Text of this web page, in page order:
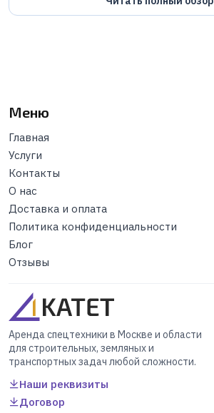
Меню
Главная
Услуги
Контакты
О нас
Доставка и оплата
Политика конфиденциальности
Блог
Отзывы
Аренда спецтехники в Москве и области
для строительных, земляных и
транспортных задач любой сложности.
Наши реквизиты
Договор